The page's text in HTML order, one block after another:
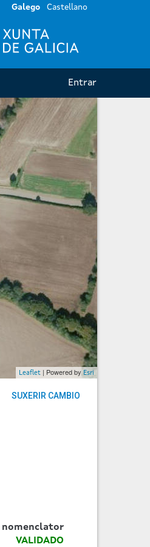
Galego
GL
Galego Castellano
ES
Castellano
Entrar
Leaflet | Powered by Esri
SUXERIR CAMBIO
nomenclator
VALIDADO